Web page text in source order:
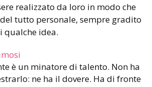
realizzato da loro in modo che
tutto personale, sempre gradito
qualche idea.
è un minatore di talento. Non ha
ne ha il dovere. Ha di fronte